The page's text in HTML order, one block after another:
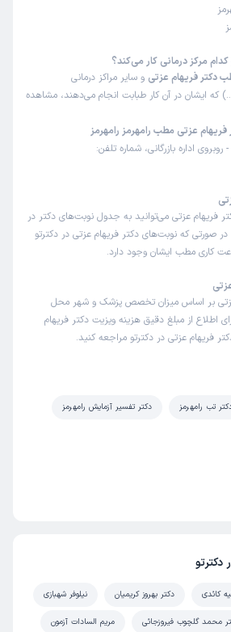
مرکز درمانی کار می‌کند؟
دکتر فریهام عزتی و سایر مراکز درمانی
که ایشان در آن کار طبابت انجام می‌دهند، مشاهده
فریهام عزتی مطب رامهرمز رامهرمز
اداره بازرگانی، شماره تلفن:
فریهام عزتی می‌توانید به جدول نوبت‌های دکتر در
صورتی که نوبت‌های دکتر فریهام عزتی در دکترتو
کاری مطب ایشان وجود دارد.
عزتی بر اساس میزان تخصص پزشک و شهر محل
اطلاع از مبلغ دقیق هزینه ویزیت دکتر فریهام
فریهام عزتی در دکترتو مراجعه کنید.
تب رامهرمز دکتر تفسیر آزمایش رامهرمز
دکترتو
کائدی دکتر بهروز کریمیان نیلوفر شهبازی
محمد گلچوب فیروزجائی مریم السادات آزمون